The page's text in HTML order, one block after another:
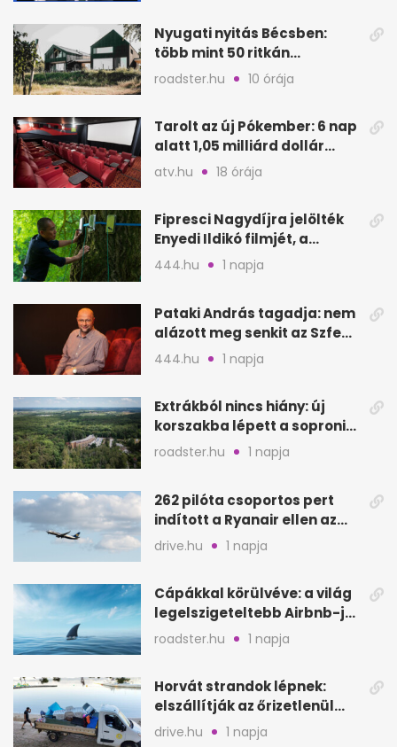
Nyugati nyitás Bécsben:
több mint 50 ritkán
látogatható épület
roadster.hu 10 órája
Tarolt az új Pókember: 6 nap
alatt 1,05 milliárd dollár
bevétel
atv.hu 18 órája
Fipresci Nagydíjra jelölték
Enyedi Ildikó filmjét, a
Csendes barátot
444.hu 1 napja
Pataki András tagadja: nem
alázott meg senkit az Szfe
felvételijén
444.hu 1 napja
Extrákból nincs hiány: új
korszakba lépett a soproni
Fagus Hotel
roadster.hu 1 napja
262 pilóta csoportos pert
indított a Ryanair ellen az
Egyesült Királyságban
drive.hu 1 napja
Cápákkal körülvéve: a világ
legelszigeteltebb Airbnb-je
a nyílt tengeren
roadster.hu 1 napja
Horvát strandok lépnek:
elszállítják az őrizetlenül
hagyott törölközőket
drive.hu 1 napja